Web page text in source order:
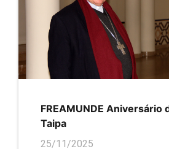
FREAMUNDE Aniversário
Taipa
25/11/2025